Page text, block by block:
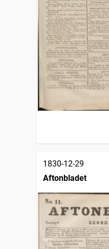
1830-12-29
Aftonbladet